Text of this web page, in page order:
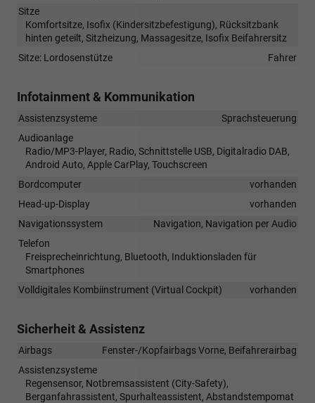
Sitze
Komfortsitze, Isofix (Kindersitzbefestigung), Rücksitzbank
hinten geteilt, Sitzheizung, Massagesitze, Isofix Beifahrersitz
Sitze: Lordosenstütze
Fahrer
Infotainment & Kommunikation
Assistenzsysteme
Sprachsteuerung
Audioanlage
Radio/MP3-Player, Radio, Schnittstelle USB, Digitalradio DAB,
Android Auto, Apple CarPlay, Touchscreen
Bordcomputer
vorhanden
Head-up-Display
vorhanden
Navigationssystem
Navigation, Navigation per Audio
Telefon
Freisprecheinrichtung, Bluetooth, Induktionsladen für
Smartphones
Volldigitales Kombiinstrument (Virtual Cockpit)
vorhanden
Sicherheit & Assistenz
Airbags
Fenster-/Kopfairbags Vorne, Beifahrerairbag
Assistenzsysteme
Regensensor, Notbremsassistent (City-Safety),
Berganfahrassistent, Spurhalteassistent, Abstandstempomat